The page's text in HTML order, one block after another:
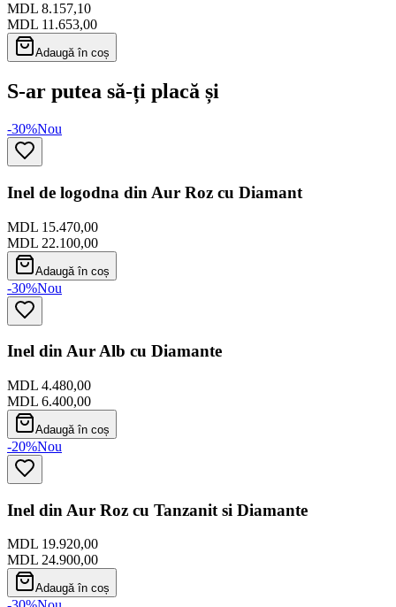
MDL 8.157,10
MDL 11.653,00
Adaugă în coș
S-ar putea să-ți placă și
-30%Nou
Inel de logodna din Aur Roz cu Diamant
MDL 15.470,00
MDL 22.100,00
Adaugă în coș
-30%Nou
Inel din Aur Alb cu Diamante
MDL 4.480,00
MDL 6.400,00
Adaugă în coș
-20%Nou
Inel din Aur Roz cu Tanzanit si Diamante
MDL 19.920,00
MDL 24.900,00
Adaugă în coș